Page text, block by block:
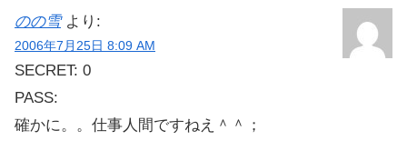
のの雪 より:
2006年7月25日 8:09 AM
SECRET: 0
PASS:
確かに。。仕事人間ですねえ＾＾；